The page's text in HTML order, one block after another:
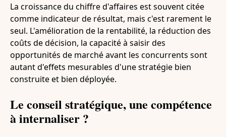
La croissance du chiffre d'affaires est souvent citée
comme indicateur de résultat, mais c'est rarement le
seul. L'amélioration de la rentabilité, la réduction des
coûts de décision, la capacité à saisir des
opportunités de marché avant les concurrents sont
autant d'effets mesurables d'une stratégie bien
construite et bien déployée.
Le conseil stratégique, une compétence
à internaliser ?